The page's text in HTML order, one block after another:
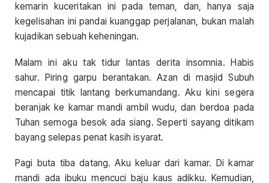
kemarin kuceritakan ini pada teman, dan, hanya saja
kegelisahan ini pandai kuanggap perjalanan, bukan malah
kujadikan sebuah keheningan.
Malam ini aku tak tidur lantas derita insomnia. Habis
sahur. Piring garpu berantakan. Azan di masjid Subuh
mencapai titik lantang berkumandang. Aku kini segera
beranjak ke kamar mandi ambil wudu, dan berdoa pada
Tuhan semoga besok ada siang. Seperti sayang ditikam
bayang selepas penat kasih isyarat.
Pagi buta tiba datang. Aku keluar dari kamar. Di kamar
mandi ada ibuku mencuci baju kaus adikku. Kemudian,